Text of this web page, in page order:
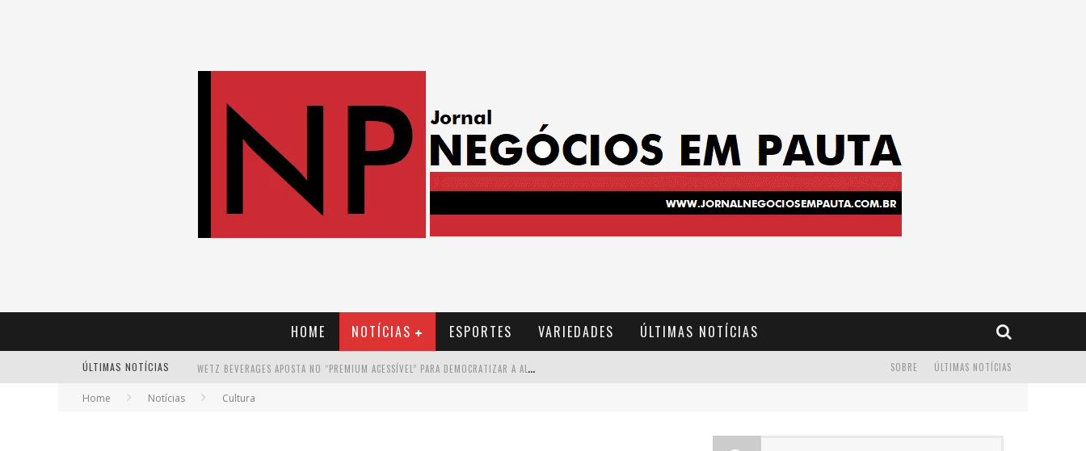
HOME NOTÍCIAS ESPORTES VARIEDADES ÚLTIMAS NOTÍCIAS
ÚLTIMAS NOTÍCIAS W
ETZ BEVERAGES APOSTA NO “PREMIUM ACESSÍVEL” PARA DEMOCRATIZAR A ALTA COQUETELARIA COM GARRAFAS DE 1 LITRO
ÚLTIMAS NOTÍCIAS
SOBRE
Home Notícias Cultura